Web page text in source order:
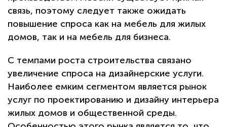
связь, поэтому следует также ожидать
повышение спроса как на мебель для жилых
домов, так и на мебель для бизнеса.
С темпами роста строительства связано
увеличение спроса на дизайнерские услуги.
Наиболее емким сегментом является рынок
услуг по проектированию и дизайну интерьера
жилых домов и общественной среды.